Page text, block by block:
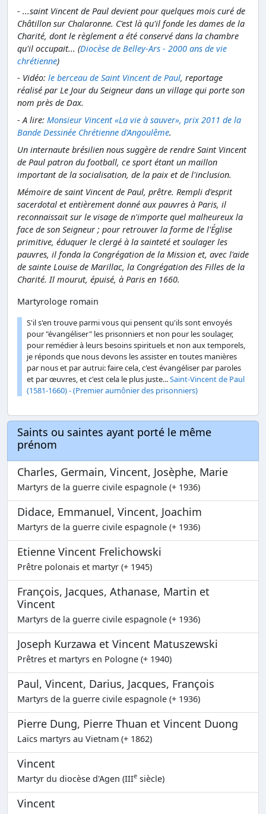
- ...saint Vincent de Paul devient pour quelques mois curé de
Châtillon sur Chalaronne. C'est là qu'il fonde les dames de la
Charité, dont le règlement a été conservé dans la chambre
qu'il occupait... (Diocèse de Belley-Ars - 2000 ans de vie
chrétienne)
- Vidéo: le berceau de Saint Vincent de Paul, reportage
réalisé par Le Jour du Seigneur dans un village qui porte son
nom près de Dax.
- A lire: Monsieur Vincent «La vie à sauver», prix 2011 de la
Bande Dessinée Chrétienne d'Angoulême.
Un internaute brésilien nous suggère de rendre Saint Vincent
de Paul patron du football, ce sport étant un maillon
important de la socialisation, de la paix et de l'inclusion.
Mémoire de saint Vincent de Paul, prêtre. Rempli d'esprit
sacerdotal et entièrement donné aux pauvres à Paris, il
reconnaissait sur le visage de n'importe quel malheureux la
face de son Seigneur ; pour retrouver la forme de l'Église
primitive, éduquer le clergé à la sainteté et soulager les
pauvres, il fonda la Congrégation de la Mission et, avec l'aide
de sainte Louise de Marillac, la Congrégation des Filles de la
Charité. Il mourut, épuisé, à Paris en 1660.
Martyrologe romain
S'il s'en trouve parmi vous qui pensent qu'ils sont envoyés
pour "évangéliser" les prisonniers et non pour les soulager,
pour remédier à leurs besoins spirituels et non aux temporels,
je réponds que nous devons les assister en toutes manières
par nous et par autrui: faire cela, c'est évangéliser par paroles
et par œuvres, et c'est cela le plus juste...Saint-Vincent de Paul
(1581-1660) - (Premier aumônier des prisonniers)
Saints ou saintes ayant porté le même
prénom
Charles, Germain, Vincent, Josèphe, Marie
Martyrs de la guerre civile espagnole (+ 1936)
Didace, Emmanuel, Vincent, Joachim
Martyrs de la guerre civile espagnole (+ 1936)
Etienne Vincent Frelichowski
Prêtre polonais et martyr (+ 1945)
François, Jacques, Athanase, Martin et
Vincent
Martyrs de la guerre civile espagnole (+ 1936)
Joseph Kurzawa et Vincent Matuszewski
Prêtres et martyrs en Pologne (+ 1940)
Paul, Vincent, Darius, Jacques, François
Martyrs de la guerre civile espagnole (+ 1936)
Pierre Dung, Pierre Thuan et Vincent Duong
Laïcs martyrs au Vietnam (+ 1862)
Vincent
Martyr du diocèse d'Agen (IIIe siècle)
Vincent